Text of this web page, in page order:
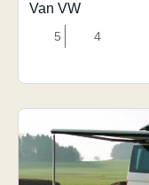
Van VW
5 4